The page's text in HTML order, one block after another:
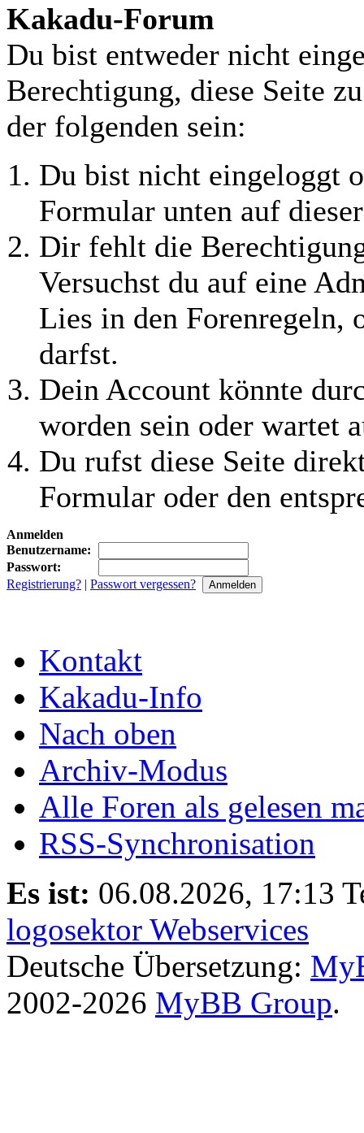
Kakadu-Forum
Du bist entweder nicht
Berechtigung, diese Seite
der folgenden sein:
Du bist nicht eingeloggt
Formular unten auf
Dir fehlt die
Versuchst du auf eine
Lies in den Forenregeln,
darfst.
Dein Account könnte
worden sein oder wartet
Du rufst diese Seite
Formular oder den
Anmelden
Benutzername:
Passwort:
Registrierung? | Passwort vergessen?
Kontakt
Kakadu-Info
Nach oben
Archiv-Modus
Alle Foren als gelesen
RSS-Synchronisation
Es ist: 06.08.2026, 17:13
logosektor Webservices
Deutsche Übersetzung:
2002-2026 MyBB Group.